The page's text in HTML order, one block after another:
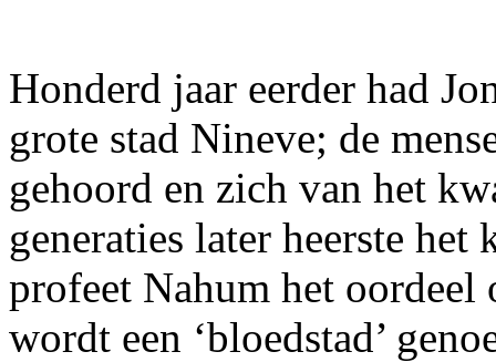
Honderd jaar eerder had
grote stad Nineve; de
gehoord en zich van het
generaties later heerste
profeet Nahum het
wordt een ‘bloedstad’